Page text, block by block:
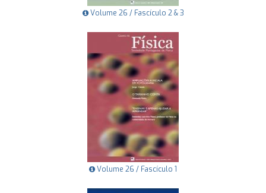
Volume 26 / Fascículo 2 & 3
Volume 26 / Fascículo 1